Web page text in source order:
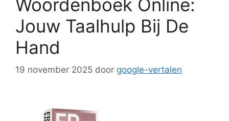
Woordenboek Online:
Jouw Taalhulp Bij De
Hand
19 november 2025 door google-vertalen